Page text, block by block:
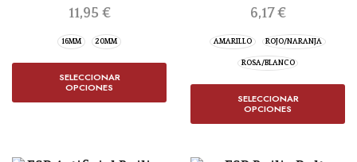
11,95 €
16MM 20MM
SELECCIONAR
OPCIONES
6,17 €
AMARILLO ROJO/NARANJA
ROSA/BLANCO
SELECCIONAR
OPCIONES